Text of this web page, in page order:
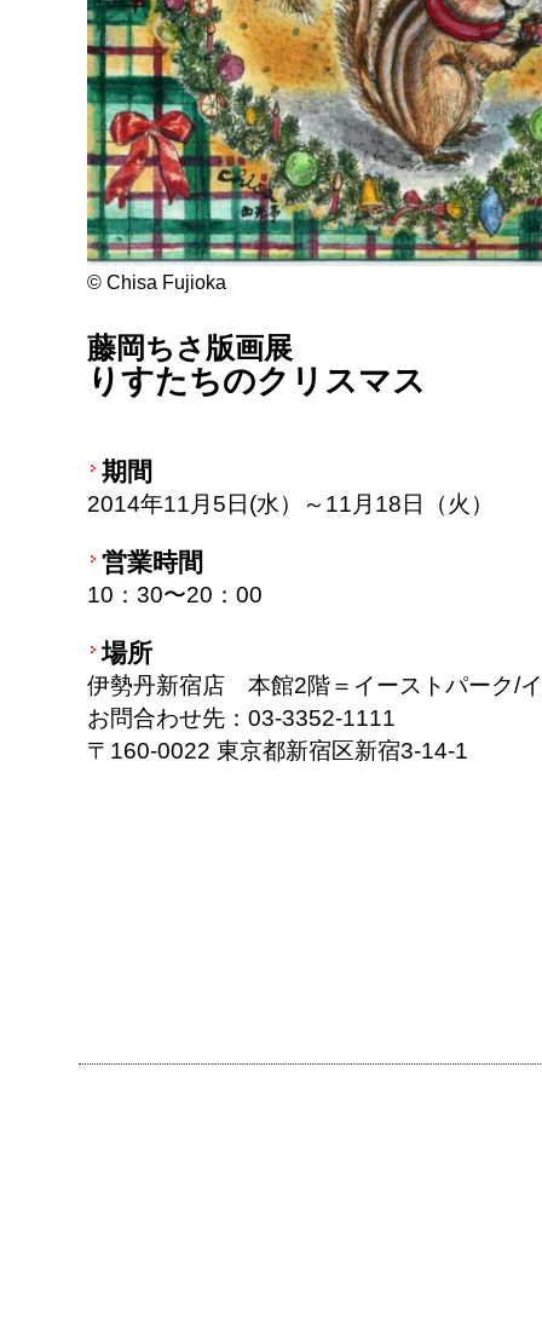
© Chisa Fujioka
藤岡ちさ版画展
りすたちのクリスマス
期間
2014年11月5日(水）～11月18日（火）
営業時間
10：30〜20：00
場所
伊勢丹新宿店 本館2階＝イーストパーク/
お問合わせ先：03-3352-1111
〒160-0022 東京都新宿区新宿3-14-1